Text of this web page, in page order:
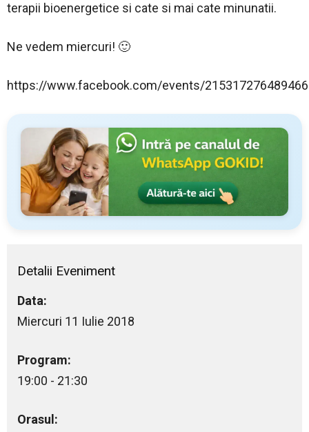
terapii bioenergetice si cate si mai cate minunatii.
Ne vedem miercuri! 🙂
https://www.facebook.com/events/
Detalii Eveniment
Data:
Miercuri 11 Iulie 2018
Program:
19:00 - 21:30
Orasul: